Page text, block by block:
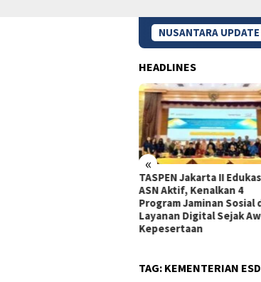
NUSANTARA UPDATE
Kebakaran
HEADLINES
«
TASPEN Jakarta II
ASN Aktif, Kenalkan 4
Program Jaminan Sosial
Layanan Digital Sejak
Kepesertaan
TAG: KEMENTERIAN